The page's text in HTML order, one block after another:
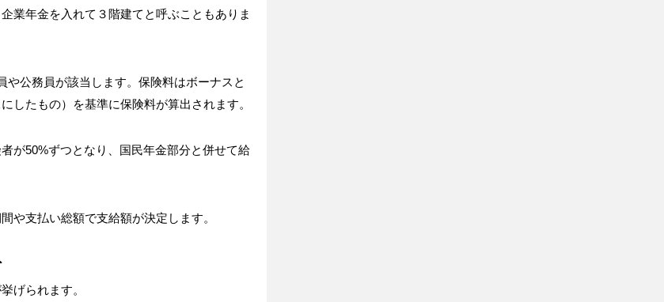
業年金を入れて３階建てと呼ぶこともありま
公務員が該当します。保険料はボーナスと
したもの）を基準に保険料が算出されます。
が50%ずつとなり、国民年金部分と併せて給
や支払い総額で支給額が決定します。
げられます。